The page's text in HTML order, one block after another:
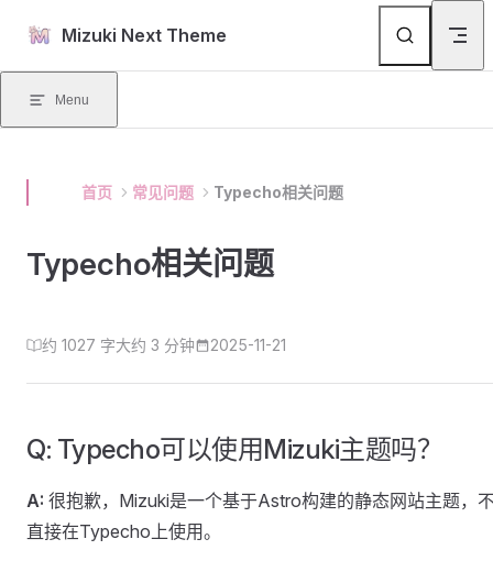
Skip to content
Mizuki Next Theme
Menu
首页 常见问题 Typecho相关问题
Typecho相关问题
约 1027 字大约 3 分钟 2025-11-21
Q: Typecho可以使用Mizuki主题吗？
A: 很抱歉，Mizuki是一个基于Astro构建的静态网站主题，
直接在Typecho上使用。